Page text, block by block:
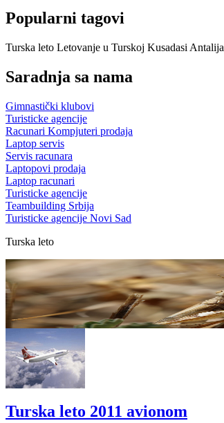
Popularni tagovi
Turska leto Letovanje u Turskoj Kusadasi Antalija
Saradnja sa nama
Gimnastički klubovi
Turisticke agencije
Racunari Kompjuteri prodaja
Laptop servis
Servis racunara
Laptopovi prodaja
Laptop racunari
Turisticke agencije
Teambuilding Srbija
Turisticke agencije Novi Sad
Turska leto
Turska leto 2011 avionom